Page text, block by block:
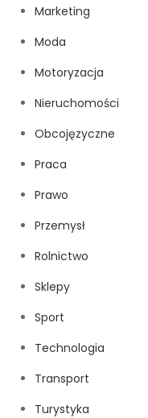
Marketing
Moda
Motoryzacja
Nieruchomości
Obcojęzyczne
Praca
Prawo
Przemysł
Rolnictwo
Sklepy
Sport
Technologia
Transport
Turystyka